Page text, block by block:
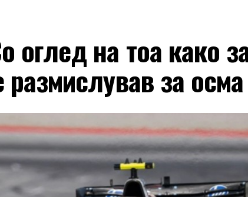
оглед на тоа како
размислував за